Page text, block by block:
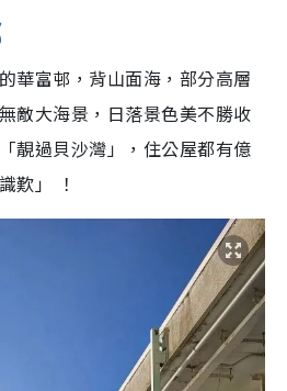
華富邨，背山面海，部分高層
敵大海景，日落景色美不勝收
靚過貝沙灣」，住公屋都有億
歎」 ！